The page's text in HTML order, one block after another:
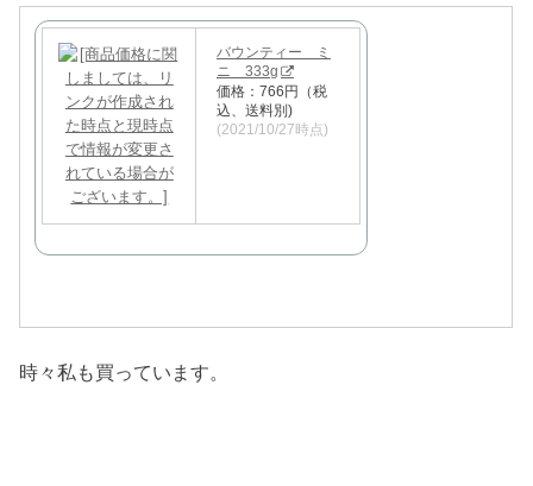
バウンティー ミ
ニ 333g
価格：766円（税
込、送料別)
(2021/10/27時点)
時々私も買っています。